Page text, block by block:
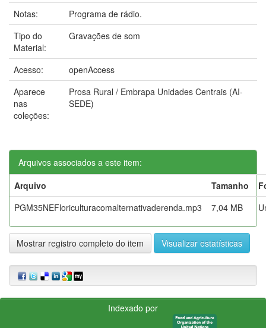
Notas:
Programa de rádio.
Tipo do
Material:
Gravações de som
Acesso:
openAccess
Aparece
nas
coleções:
Prosa Rural / Embrapa Unidades Centrais (AI-
SEDE)
Arquivos associados a este item:
Arquivo
Tamanho
PGM35NEFloriculturacomalternativaderenda.mp3
7,04 MB
Mostrar registro completo do item Visualizar estatísticas
Indexado por